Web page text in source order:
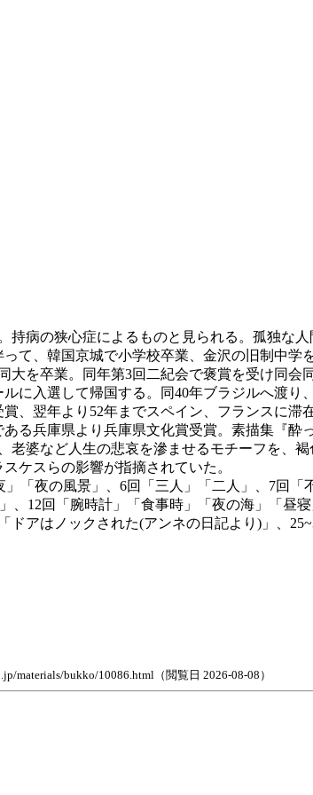
持病の狭心症によるものと見られる。孤独な
て、韓国京城で小学校卒業、金沢の旧制中学
を卒業。同年第3回二紀会で褒賞を受け同会
に入選して帰国する。同40年ブラジルへ渡
、翌年より52年までスペイン、フランスに滞
る兵庫県より兵庫県文化賞受賞。素描集『酔
婆など人生の悲哀を滲ませるモチーフを、
ケスらの影響が指摘されていた。
「夜の風景」、6回「三人」「二人」、7回「
12回「腕時計」「食事時」「夜の海」「昼
アはノックされた(アンネの日記より)」、
bukko/10086.html（閲覧日 2026-08-08）